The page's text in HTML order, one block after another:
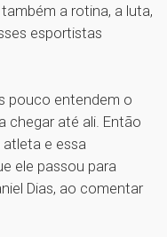
a rotina, a luta,
esportistas
pouco entendem o
chegar até ali. Então
e essa
ele passou para
Dias, ao comentar